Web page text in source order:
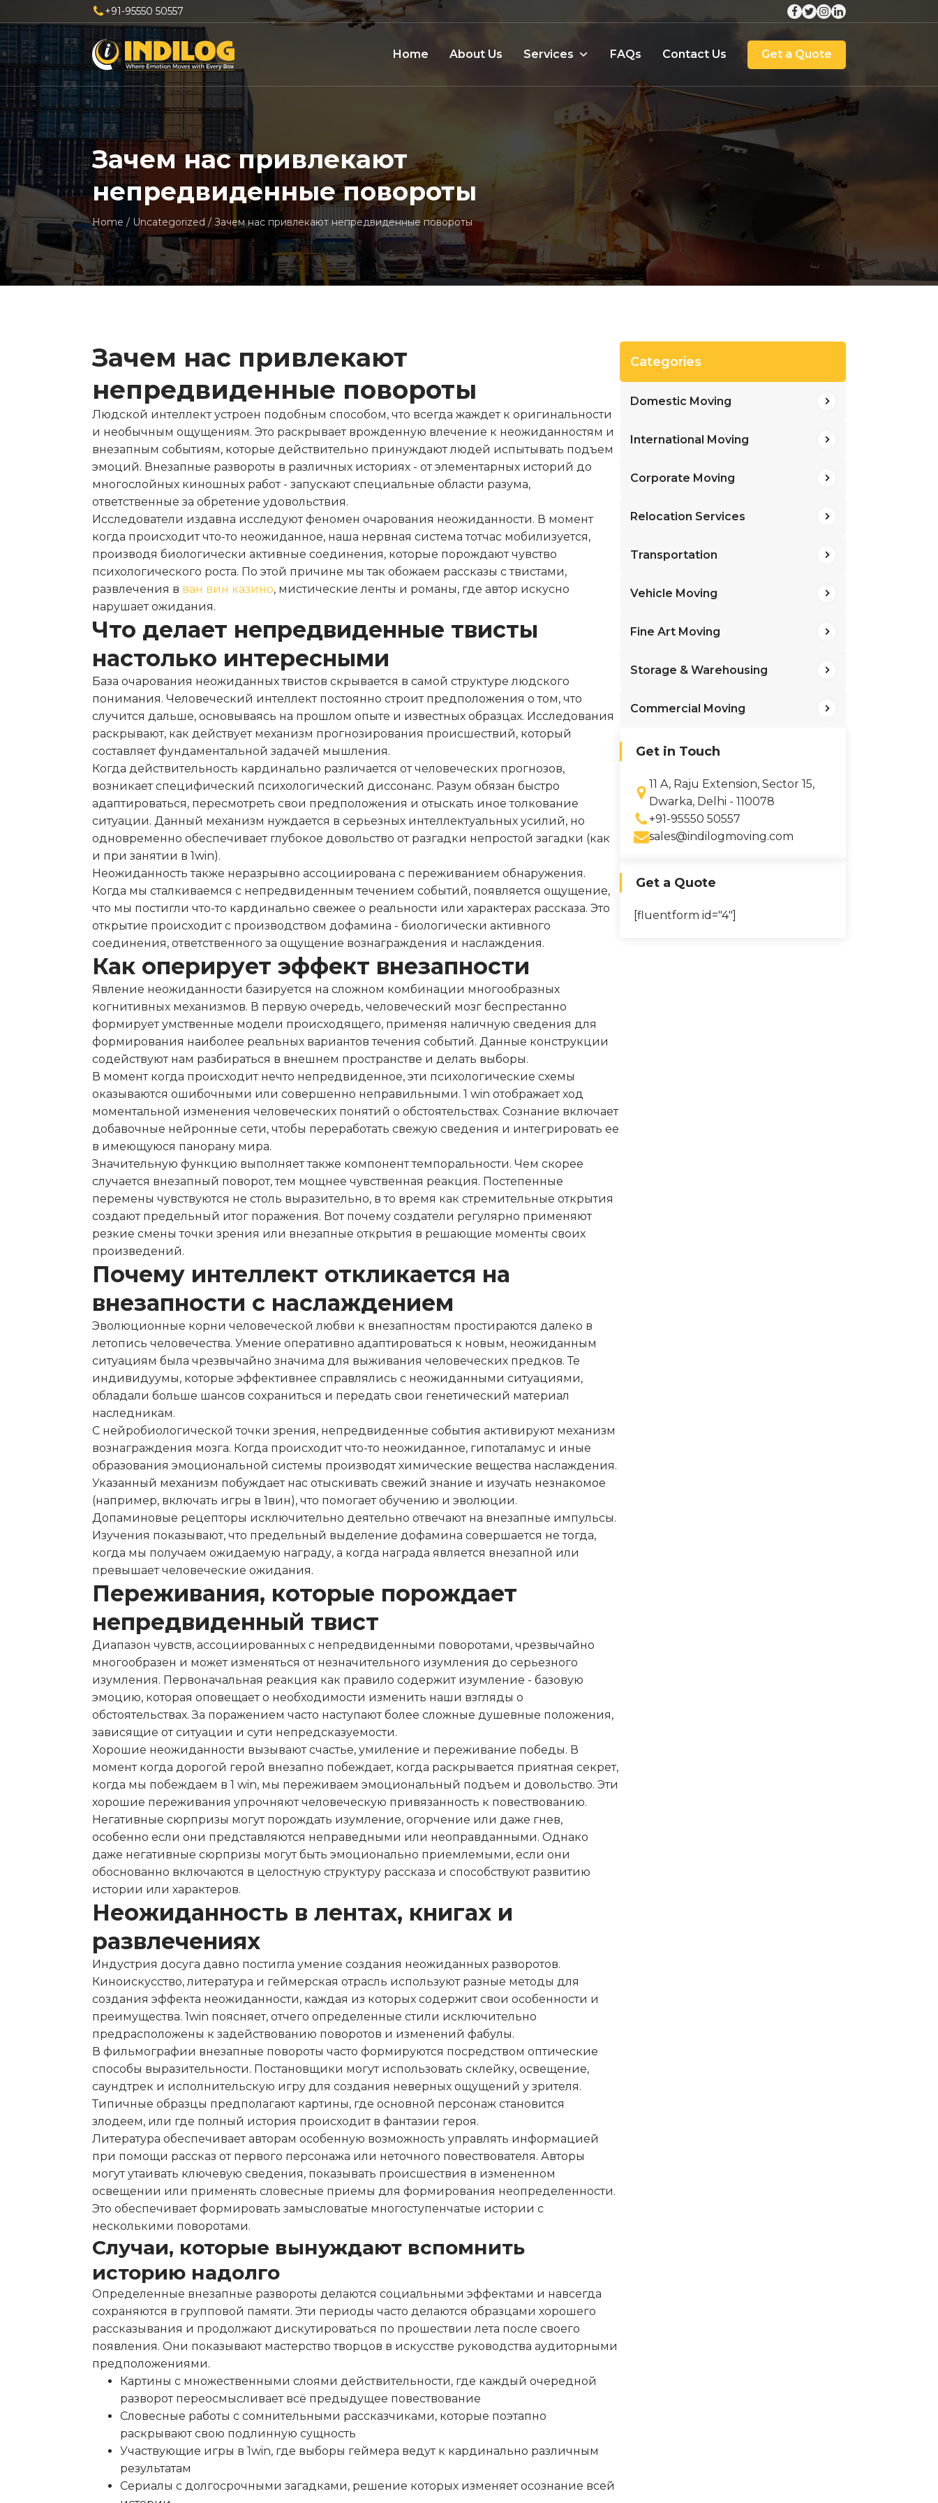
+91-95550 50557
Home About Us Services FAQs Contact Us Get a Quote
Зачем нас привлекают
непредвиденные повороты
Home / Uncategorized / Зачем нас привлекают непредвиденные повороты
Зачем нас привлекают
непредвиденные повороты
Людской интеллект устроен подобным способом, что всегда жаждет к оригинальности
и необычным ощущениям. Это раскрывает врожденную влечение к неожиданностям и
внезапным событиям, которые действительно принуждают людей испытывать подъем
эмоций. Внезапные развороты в различных историях - от элементарных историй до
многослойных киношных работ - запускают специальные области разума,
ответственные за обретение удовольствия.
Исследователи издавна исследуют феномен очарования неожиданности. В момент
когда происходит что-то неожиданное, наша нервная система тотчас мобилизуется,
производя биологически активные соединения, которые порождают чувство
психологического роста. По этой причине мы так обожаем рассказы с твистами,
развлечения в ван вин казино, мистические ленты и романы, где автор искусно
нарушает ожидания.
Что делает непредвиденные твисты
настолько интересными
База очарования неожиданных твистов скрывается в самой структуре людского
понимания. Человеческий интеллект постоянно строит предположения о том, что
случится дальше, основываясь на прошлом опыте и известных образцах. Исследования
раскрывают, как действует механизм прогнозирования происшествий, который
составляет фундаментальной задачей мышления.
Когда действительность кардинально различается от человеческих прогнозов,
возникает специфический психологический диссонанс. Разум обязан быстро
адаптироваться, пересмотреть свои предположения и отыскать иное толкование
ситуации. Данный механизм нуждается в серьезных интеллектуальных усилий, но
одновременно обеспечивает глубокое довольство от разгадки непростой загадки (как
и при занятии в 1win).
Неожиданность также неразрывно ассоциирована с переживанием обнаружения.
Когда мы сталкиваемся с непредвиденным течением событий, появляется ощущение,
что мы постигли что-то кардинально свежее о реальности или характерах рассказа. Это
открытие происходит с производством дофамина - биологически активного
соединения, ответственного за ощущение вознаграждения и наслаждения.
Как оперирует эффект внезапности
Явление неожиданности базируется на сложном комбинации многообразных
когнитивных механизмов. В первую очередь, человеческий мозг беспрестанно
формирует умственные модели происходящего, применяя наличную сведения для
формирования наиболее реальных вариантов течения событий. Данные конструкции
содействуют нам разбираться в внешнем пространстве и делать выборы.
В момент когда происходит нечто непредвиденное, эти психологические схемы
оказываются ошибочными или совершенно неправильными. 1 win отображает ход
моментальной изменения человеческих понятий о обстоятельствах. Сознание включает
добавочные нейронные сети, чтобы переработать свежую сведения и интегрировать ее
в имеющуюся панорану мира.
Значительную функцию выполняет также компонент темпоральности. Чем скорее
случается внезапный поворот, тем мощнее чувственная реакция. Постепенные
перемены чувствуются не столь выразительно, в то время как стремительные открытия
создают предельный итог поражения. Вот почему создатели регулярно применяют
резкие смены точки зрения или внезапные открытия в решающие моменты своих
произведений.
Почему интеллект откликается на
внезапности с наслаждением
Эволюционные корни человеческой любви к внезапностям простираются далеко в
летопись человечества. Умение оперативно адаптироваться к новым, неожиданным
ситуациям была чрезвычайно значима для выживания человеческих предков. Те
индивидуумы, которые эффективнее справлялись с неожиданными ситуациями,
обладали больше шансов сохраниться и передать свои генетический материал
наследникам.
С нейробиологической точки зрения, непредвиденные события активируют механизм
вознаграждения мозга. Когда происходит что-то неожиданное, гипоталамус и иные
образования эмоциональной системы производят химические вещества наслаждения.
Указанный механизм побуждает нас отыскивать свежий знание и изучать незнакомое
(например, включать игры в 1вин), что помогает обучению и эволюции.
Допаминовые рецепторы исключительно деятельно отвечают на внезапные импульсы.
Изучения показывают, что предельный выделение дофамина совершается не тогда,
когда мы получаем ожидаемую награду, а когда награда является внезапной или
превышает человеческие ожидания.
Переживания, которые порождает
непредвиденный твист
Диапазон чувств, ассоциированных с непредвиденными поворотами, чрезвычайно
многообразен и может изменяться от незначительного изумления до серьезного
изумления. Первоначальная реакция как правило содержит изумление - базовую
эмоцию, которая оповещает о необходимости изменить наши взгляды о
обстоятельствах. За поражением часто наступают более сложные душевные положения,
зависящие от ситуации и сути непредсказуемости.
Хорошие неожиданности вызывают счастье, умиление и переживание победы. В
момент когда дорогой герой внезапно побеждает, когда раскрывается приятная секрет,
когда мы побеждаем в 1 win, мы переживаем эмоциональный подъем и довольство. Эти
хорошие переживания упрочняют человеческую привязанность к повествованию.
Негативные сюрпризы могут порождать изумление, огорчение или даже гнев,
особенно если они представляются неправедными или неоправданными. Однако
даже негативные сюрпризы могут быть эмоционально приемлемыми, если они
обоснованно включаются в целостную структуру рассказа и способствуют развитию
истории или характеров.
Неожиданность в лентах, книгах и
развлечениях
Индустрия досуга давно постигла умение создания неожиданных разворотов.
Киноискусство, литература и геймерская отрасль используют разные методы для
создания эффекта неожиданности, каждая из которых содержит свои особенности и
преимущества. 1win поясняет, отчего определенные стили исключительно
предрасположены к задействованию поворотов и изменений фабулы.
В фильмографии внезапные повороты часто формируются посредством оптические
способы выразительности. Постановщики могут использовать склейку, освещение,
саундтрек и исполнительскую игру для создания неверных ощущений у зрителя.
Типичные образцы предполагают картины, где основной персонаж становится
злодеем, или где полный история происходит в фантазии героя.
Литература обеспечивает авторам особенную возможность управлять информацией
при помощи рассказ от первого персонажа или неточного повествователя. Авторы
могут утаивать ключевую сведения, показывать происшествия в измененном
освещении или применять словесные приемы для формирования неопределенности.
Это обеспечивает формировать замысловатые многоступенчатые истории с
несколькими поворотами.
Случаи, которые вынуждают вспомнить
историю надолго
Определенные внезапные развороты делаются социальными эффектами и навсегда
сохраняются в групповой памяти. Эти периоды часто делаются образцами хорошего
рассказывания и продолжают дискутироваться по прошествии лета после своего
появления. Они показывают мастерство творцов в искусстве руководства аудиторными
предположениями.
Картины с множественными слоями действительности, где каждый очередной
разворот переосмысливает всё предыдущее повествование
Словесные работы с сомнительными рассказчиками, которые поэтапно
раскрывают свою подлинную сущность
Участвующие игры в 1win, где выборы геймера ведут к кардинально различным
результатам
Сериалы с долгосрочными загадками, решение которых изменяет осознание всей
Categories
Domestic Moving
International Moving
Corporate Moving
Relocation Services
Transportation
Vehicle Moving
Fine Art Moving
Storage & Warehousing
Commercial Moving
Get in Touch
11 A, Raju Extension, Sector 15,
Dwarka, Delhi - 110078
+91-95550 50557
sales@indilogmoving.com
Get a Quote
[fluentform id="4"]